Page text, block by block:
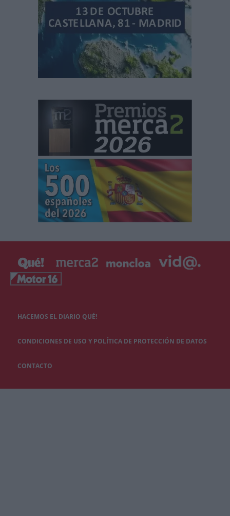
HACEMOS EL DIARIO QUÉ!
CONDICIONES DE USO Y POLÍTICA DE PROTECCIÓN DE DATOS
CONTACTO